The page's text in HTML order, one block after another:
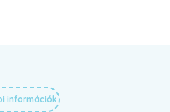
információk